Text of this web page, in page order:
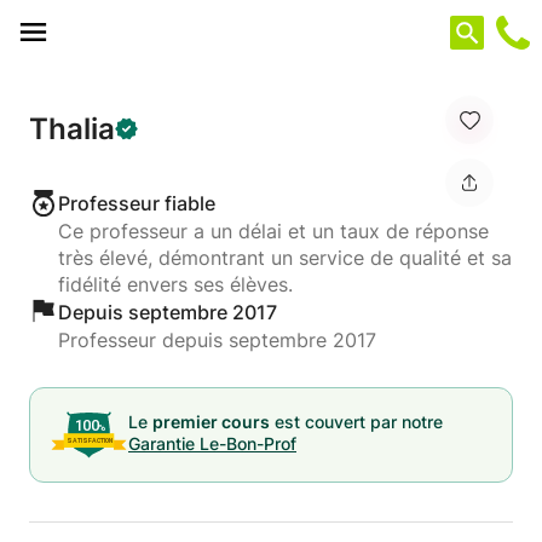
Thalia
Professeur fiable
Ce professeur a un délai et un taux de réponse
très élevé, démontrant un service de qualité et sa
fidélité envers ses élèves.
Depuis septembre 2017
Professeur depuis septembre 2017
Le premier cours est couvert par notre
Garantie Le-Bon-Prof